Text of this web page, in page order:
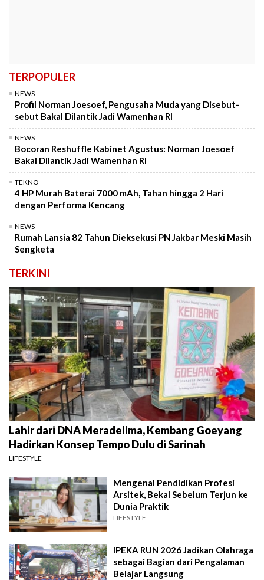
TERPOPULER
NEWS
Profil Norman Joesoef, Pengusaha Muda yang Disebut-
sebut Bakal Dilantik Jadi Wamenhan RI
NEWS
Bocoran Reshuffle Kabinet Agustus: Norman Joesoef
Bakal Dilantik Jadi Wamenhan RI
TEKNO
4 HP Murah Baterai 7000 mAh, Tahan hingga 2 Hari
dengan Performa Kencang
NEWS
Rumah Lansia 82 Tahun Dieksekusi PN Jakbar Meski Masih
Sengketa
TERKINI
Lahir dari DNA Meradelima, Kembang Goeyang
Hadirkan Konsep Tempo Dulu di Sarinah
LIFESTYLE
Mengenal Pendidikan Profesi
Arsitek, Bekal Sebelum Terjun ke
Dunia Praktik
LIFESTYLE
IPEKA RUN 2026 Jadikan Olahraga
sebagai Bagian dari Pengalaman
Belajar Langsung